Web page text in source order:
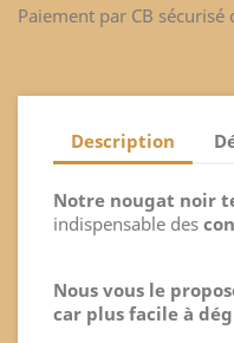
Paiement par CB sécurisé
Description
Notre nougat noir
indispensable des
Nous vous le
car plus facile à